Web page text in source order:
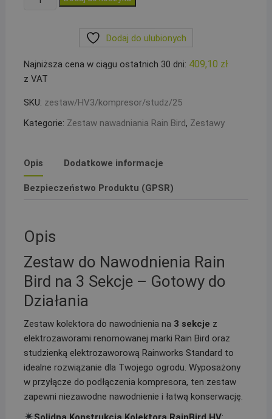
3
sekcje:
kolektor
kompresorem
PE
25
Dodaj do ulubionych
Najniższa cena w ciągu ostatnich 30 dni: 409,10 zł
z VAT
SKU: zestaw/HV3/kompresor/studz/25
Kategorie: Zestaw nawadniania Rain Bird, Zestawy
Opis Dodatkowe informacje
Bezpieczeństwo Produktu (GPSR)
Opis
Zestaw do Nawodnienia Rain
Bird na 3 Sekcje – Gotowy do
Działania
Zestaw kolektora do nawodnienia na 3 sekcje z
elektrozaworami renomowanej marki Rain Bird oraz
studzienką elektrozaworową Rainworks Standard to
idealne rozwiązanie dla Twojego ogrodu. Wyposażony
w przyłącze do podłączenia kompresora, ten zestaw
zapewni niezawodne nawodnienie i łatwą konserwację.